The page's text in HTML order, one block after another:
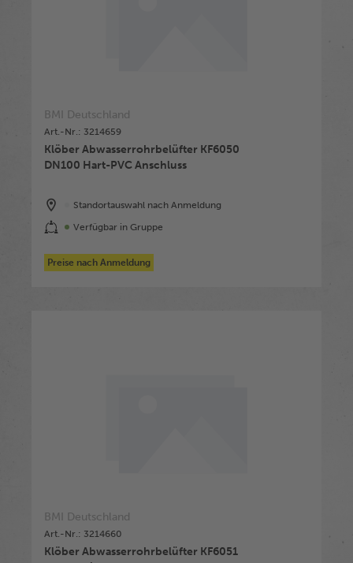
BMI Deutschland
Art.-Nr.: 3214659
Klöber Abwasserrohrbelüfter KF6050
DN100 Hart-PVC Anschluss
Standortauswahl nach Anmeldung
Verfügbar in Gruppe
Preise nach Anmeldung
BMI Deutschland
Art.-Nr.: 3214660
Klöber Abwasserrohrbelüfter KF6051